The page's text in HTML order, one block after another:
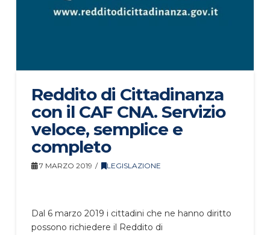
Reddito di Cittadinanza
con il CAF CNA. Servizio
veloce, semplice e
completo
7 MARZO 2019 LEGISLAZIONE
Dal 6 marzo 2019 i cittadini che ne hanno diritto
possono richiedere il Reddito di